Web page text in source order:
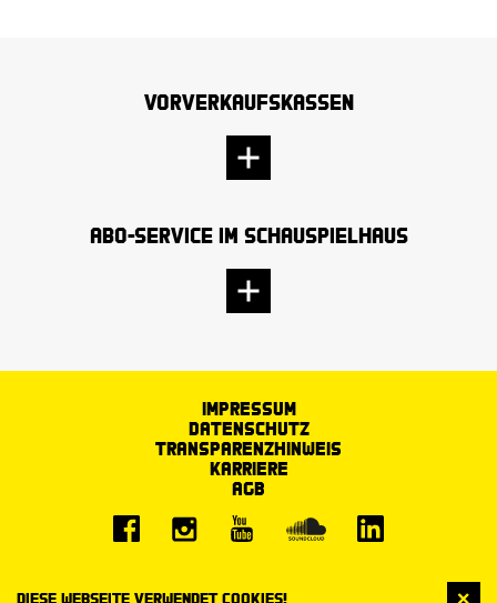
Diese Webseite verwendet Cookies!
Vorverkaufskassen
Abo-Service im Schauspielhaus
Impressum
Datenschutz
Transparenzhinweis
Karriere
AGB